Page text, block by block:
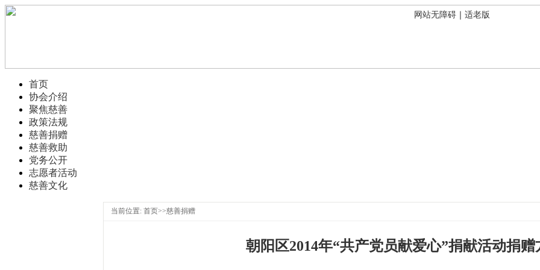
网站无障碍 适老版
首页
协会介绍
聚焦慈善
政策法规
慈善捐赠
慈善救助
党务公开
志愿者活动
慈善文化
当前位置: 首页>>慈善捐赠
朝阳区2014年“共产党员献爱心”捐献活动捐赠